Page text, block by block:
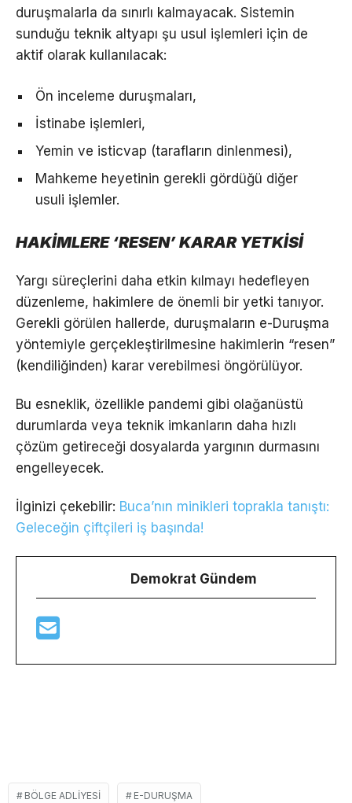
duruşmalarla da sınırlı kalmayacak. Sistemin
sunduğu teknik altyapı şu usul işlemleri için de
aktif olarak kullanılacak:
Ön inceleme duruşmaları,
İstinabe işlemleri,
Yemin ve isticvap (tarafların dinlenmesi),
Mahkeme heyetinin gerekli gördüğü diğer
usuli işlemler.
HAKİMLERE ‘RESEN’ KARAR YETKİSİ
Yargı süreçlerini daha etkin kılmayı hedefleyen
düzenleme, hakimlere de önemli bir yetki tanıyor.
Gerekli görülen hallerde, duruşmaların e-Duruşma
yöntemiyle gerçekleştirilmesine hakimlerin “resen”
(kendiliğinden) karar verebilmesi öngörülüyor.
Bu esneklik, özellikle pandemi gibi olağanüstü
durumlarda veya teknik imkanların daha hızlı
çözüm getireceği dosyalarda yargının durmasını
engelleyecek.
İlginizi çekebilir: Buca’nın minikleri toprakla tanıştı:
Geleceğin çiftçileri iş başında!
Demokrat Gündem
BÖLGE ADLIYESI E-DURUŞMA